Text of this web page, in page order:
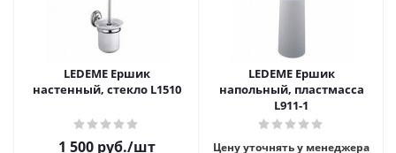
LEDEME Ершик
настенный, стекло L1510
1 500руб./шт
LEDEME Ершик
напольный, пластмасса
L911-1
Цену уточнять у менеджера